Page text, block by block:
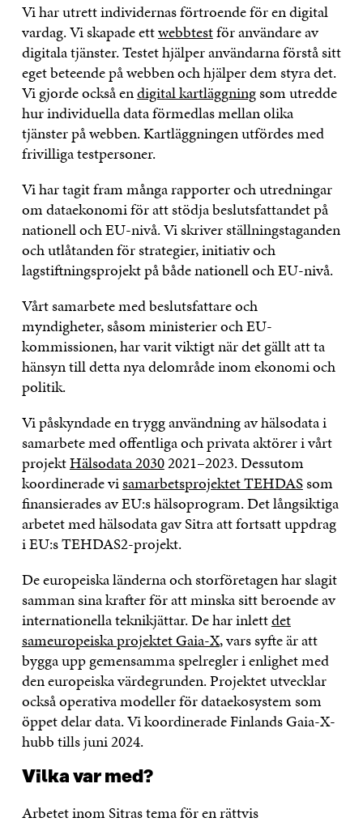
Vi har utrett individernas förtroende för en digital
vardag. Vi skapade ettwebbtestför användare av
digitala tjänster. Testet hjälper användarna förstå sitt
eget beteende på webben och hjälper dem styra det.
Vi gjorde också endigital kartläggningsom utredde
hur individuella data förmedlas mellan olika
tjänster på webben. Kartläggningen utfördes med
frivilliga testpersoner.
Vi har tagit fram många rapporter och utredningar
om dataekonomi för att stödja beslutsfattandet på
nationell och EU-nivå. Vi skriver ställningstaganden
och utlåtanden för strategier, initiativ och
lagstiftningsprojekt på både nationell och EU-nivå.
Vårt samarbete med beslutsfattare och
myndigheter, såsom ministerier och EU-
kommissionen, har varit viktigt när det gällt att ta
hänsyn till detta nya delområde inom ekonomi och
politik.
Vi påskyndade en trygg användning av hälsodata i
samarbete med offentliga och privata aktörer i vårt
projektHälsodata 20302021–2023. Dessutom
koordinerade visamarbetsprojektet TEHDASsom
finansierades av EU:s hälsoprogram. Det långsiktiga
arbetet med hälsodata gav Sitra att fortsatt uppdrag
i EU:s TEHDAS2-projekt.
De europeiska länderna och storföretagen har slagit
samman sina krafter för att minska sitt beroende av
internationella teknikjättar. De har inlettdet
sameuropeiska projektet Gaia-X, vars syfte är att
bygga upp gemensamma spelregler i enlighet med
den europeiska värdegrunden. Projektet utvecklar
också operativa modeller för dataekosystem som
öppet delar data. Vi koordinerade Finlands Gaia-X-
hubb tills juni 2024.
Vilka var med?
Arbetet inom Sitras tema för en rättvis